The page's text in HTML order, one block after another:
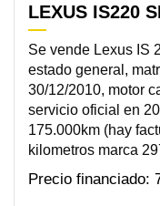
LEXUS IS220
Se vende Lexus IS
estado general,
30/12/2010, motor
servicio oficial en
175.000km (hay
kilometros marca